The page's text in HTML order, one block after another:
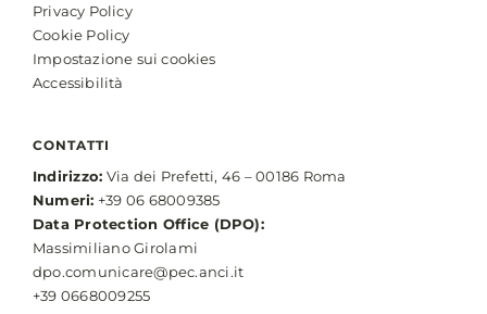
Privacy Policy
Cookie Policy
Impostazione sui cookies
Accessibilità
CONTATTI
Indirizzo: Via dei Prefetti, 46 – 00186 Roma
Numeri: +39 06 68009385
Data Protection Office (DPO):
Massimiliano Girolami
dpo.comunicare@pec.anci.it
+39 0668009255